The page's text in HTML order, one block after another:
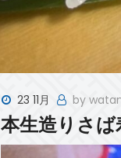
23 11月 by
本生造りさ